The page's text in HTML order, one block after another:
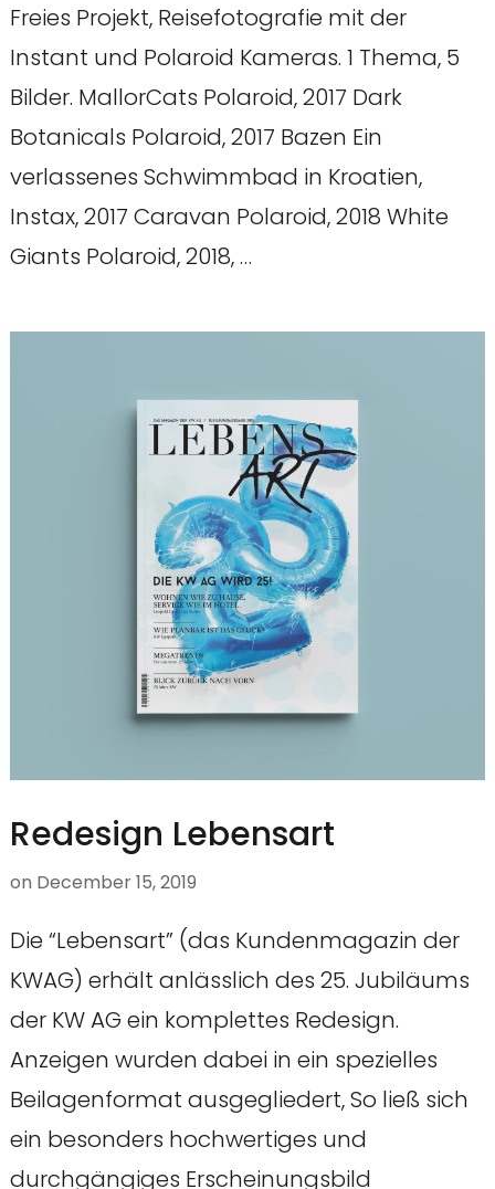
Freies Projekt, Reisefotografie mit der
Instant und Polaroid Kameras. 1 Thema, 5
Bilder. MallorCats Polaroid, 2017 Dark
Botanicals Polaroid, 2017 Bazen Ein
verlassenes Schwimmbad in Kroatien,
Instax, 2017 Caravan Polaroid, 2018 White
Giants Polaroid, 2018, …
Redesign Lebensart
on December 15, 2019
Die “Lebensart” (das Kundenmagazin der
KWAG) erhält anlässlich des 25. Jubiläums
der KW AG ein komplettes Redesign.
Anzeigen wurden dabei in ein spezielles
Beilagenformat ausgegliedert, So ließ sich
ein besonders hochwertiges und
durchgängiges Erscheinungsbild